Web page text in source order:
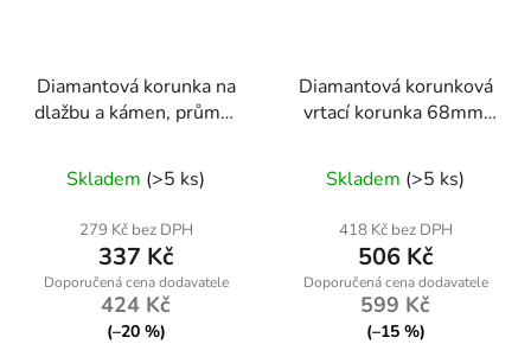
Diamantová korunka na
dlažbu a kámen, průměr
Skladem (>5 ks)
279 Kč bez DPH
337 Kč
424 Kč
(–20 %)
Diamantová korunková
vrtací korunka 68mm,
Skladem (>5 ks)
418 Kč bez DPH
506 Kč
599 Kč
(–15 %)